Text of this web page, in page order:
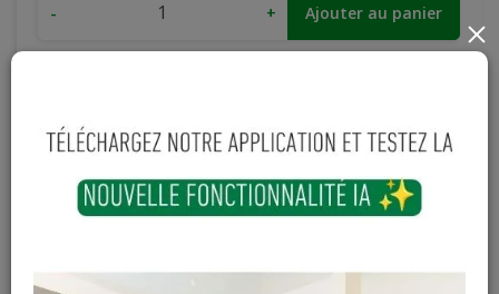
- + Ajouter au panier
Magasin / Entrepôt Quantité
Gosselies 10 articles
×